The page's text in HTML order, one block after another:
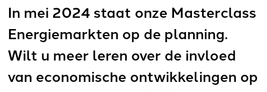
In mei 2024 staat onze Masterclass
Energiemarkten op de planning.
Wilt u meer leren over de invloed
van economische ontwikkelingen op